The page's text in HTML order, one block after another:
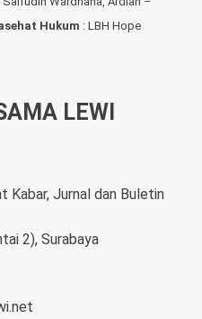
Hukum : LBH Hope
LEWI
Kabar, Jurnal dan Buletin
2), Surabaya